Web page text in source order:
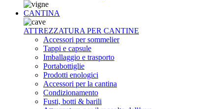
CANTINA
ATTREZZATURA PER CANTINE
Accessori per sommelier
Tappi e capsule
Imballaggio e trasporto
Portabottiglie
Prodotti enologici
Accessori per la cantina
Condizionamento
Fusti, botti & barili